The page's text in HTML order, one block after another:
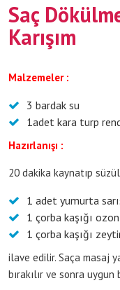
Saç
Karışım
Malzemeler :
3 bardak su
1adet kara turp
Hazırlanışı :
20 dakika kaynatıp
1 adet yumurta
1 çorba kaşığı ozon
1 çorba kaşığı
ilave edilir. Saça masaj
bırakılır ve sonra uygun